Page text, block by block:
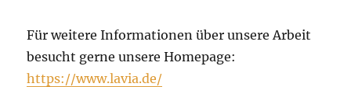
Für weitere Informationen über unsere Arbeit
besucht gerne unsere Homepage:
https://www.lavia.de/